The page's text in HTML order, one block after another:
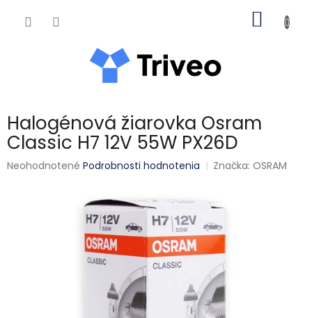
Halogénová žiarovka Osram
Classic H7 12V 55W PX26D
Priemerné hodnotenie produktu je 0,0 z 5 hviezdičiek.
Neohodnotené Podrobnosti hodnotenia Značka:OSRAM